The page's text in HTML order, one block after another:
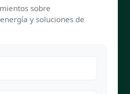
sobre
y soluciones de